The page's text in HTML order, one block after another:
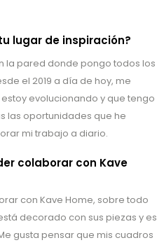
lugar de inspiración?
la pared donde pongo todos los
el 2019 a día de hoy, me
evolucionando y que tengo
las oportunidades que he
mi trabajo a diario.
colaborar con Kave
con Kave Home, sobre todo
decorado con sus piezas y es
gusta pensar que mis cuadros